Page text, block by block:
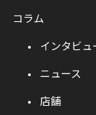
コラム
インタビュ
ニュース
店舗